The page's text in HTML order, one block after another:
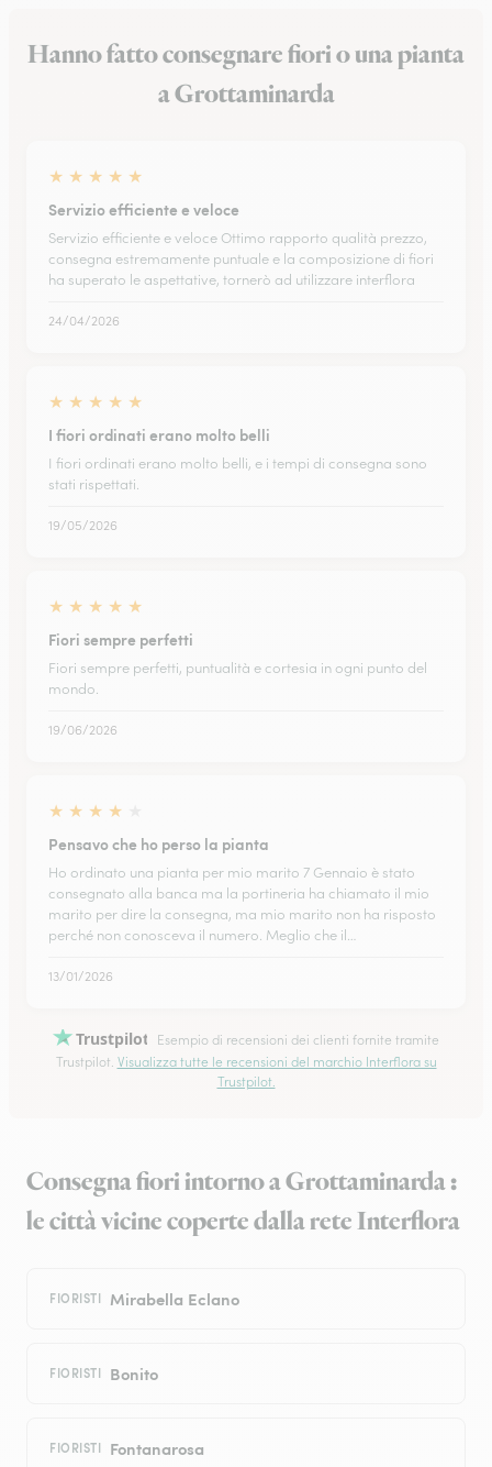
Hanno fatto consegnare fiori o una pianta
a Grottaminarda
★ ★ ★ ★ ★
Servizio efficiente e veloce
Servizio efficiente e veloce Ottimo rapporto qualità prezzo,
consegna estremamente puntuale e la composizione di fiori
ha superato le aspettative, tornerò ad utilizzare interflora
24/04/2026
★ ★ ★ ★ ★
I fiori ordinati erano molto belli
I fiori ordinati erano molto belli, e i tempi di consegna sono
stati rispettati.
19/05/2026
★ ★ ★ ★ ★
Fiori sempre perfetti
Fiori sempre perfetti, puntualità e cortesia in ogni punto del
mondo.
19/06/2026
★ ★ ★ ★
Pensavo che ho perso la pianta
Ho ordinato una pianta per mio marito 7 Gennaio è stato
consegnato alla banca ma la portineria ha chiamato il mio
marito per dire la consegna, ma mio marito non ha risposto
perché non conosceva il numero. Meglio che il…
13/01/2026
Trustpilot
Esempio di recensioni dei clienti fornite tramite
Trustpilot. Visualizza tutte le recensioni del marchio Interflora su
Trustpilot.
Consegna fiori intorno a Grottaminarda :
le città vicine coperte dalla rete Interflora
FIORISTI Mirabella Eclano
FIORISTI Bonito
FIORISTI Fontanarosa